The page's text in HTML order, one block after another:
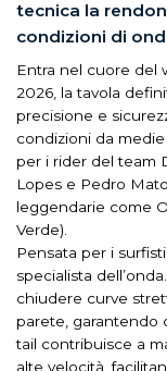
tecnica la
condizioni di
Entra nel cuore del
2026, la tavola
precisione e
condizioni da
per i rider del team
Lopes e Pedro
leggendarie come
Verde).
Pensata per i
specialista
chiudere curve
parete, garantendo
tail contribuisce a
alte velocità,